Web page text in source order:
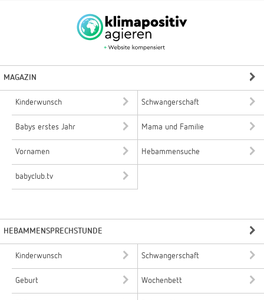
MAGAZIN
Kinderwunsch Schwangerschaft
Babys erstes Jahr Mama und Familie
Vornamen Hebammensuche
babyclub.tv
HEBAMMENSPRECHSTUNDE
Kinderwunsch Schwangerschaft
Geburt Wochenbett